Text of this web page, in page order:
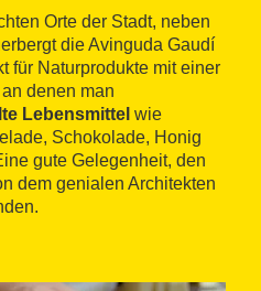
Orte der Stadt, neben
die Avinguda Gaudí
für Naturprodukte mit einer
denen man
Lebensmittel wie
Schokolade, Honig
gute Gelegenheit, den
dem genialen Architekten